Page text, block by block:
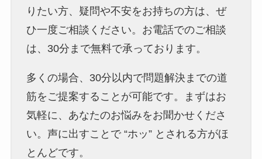
りたい方、疑問や不安をお持ちの方は、ぜ
ひ一度ご相談ください。お電話でのご相談
は、30分まで無料で承っております。
多くの場合、30分以内で問題解決までの道
筋をご提案することが可能です。まずはお
気軽に、あなたのお悩みをお聞かせくださ
い。声に出すことで “ホッ” とされる方がほ
とんどです。